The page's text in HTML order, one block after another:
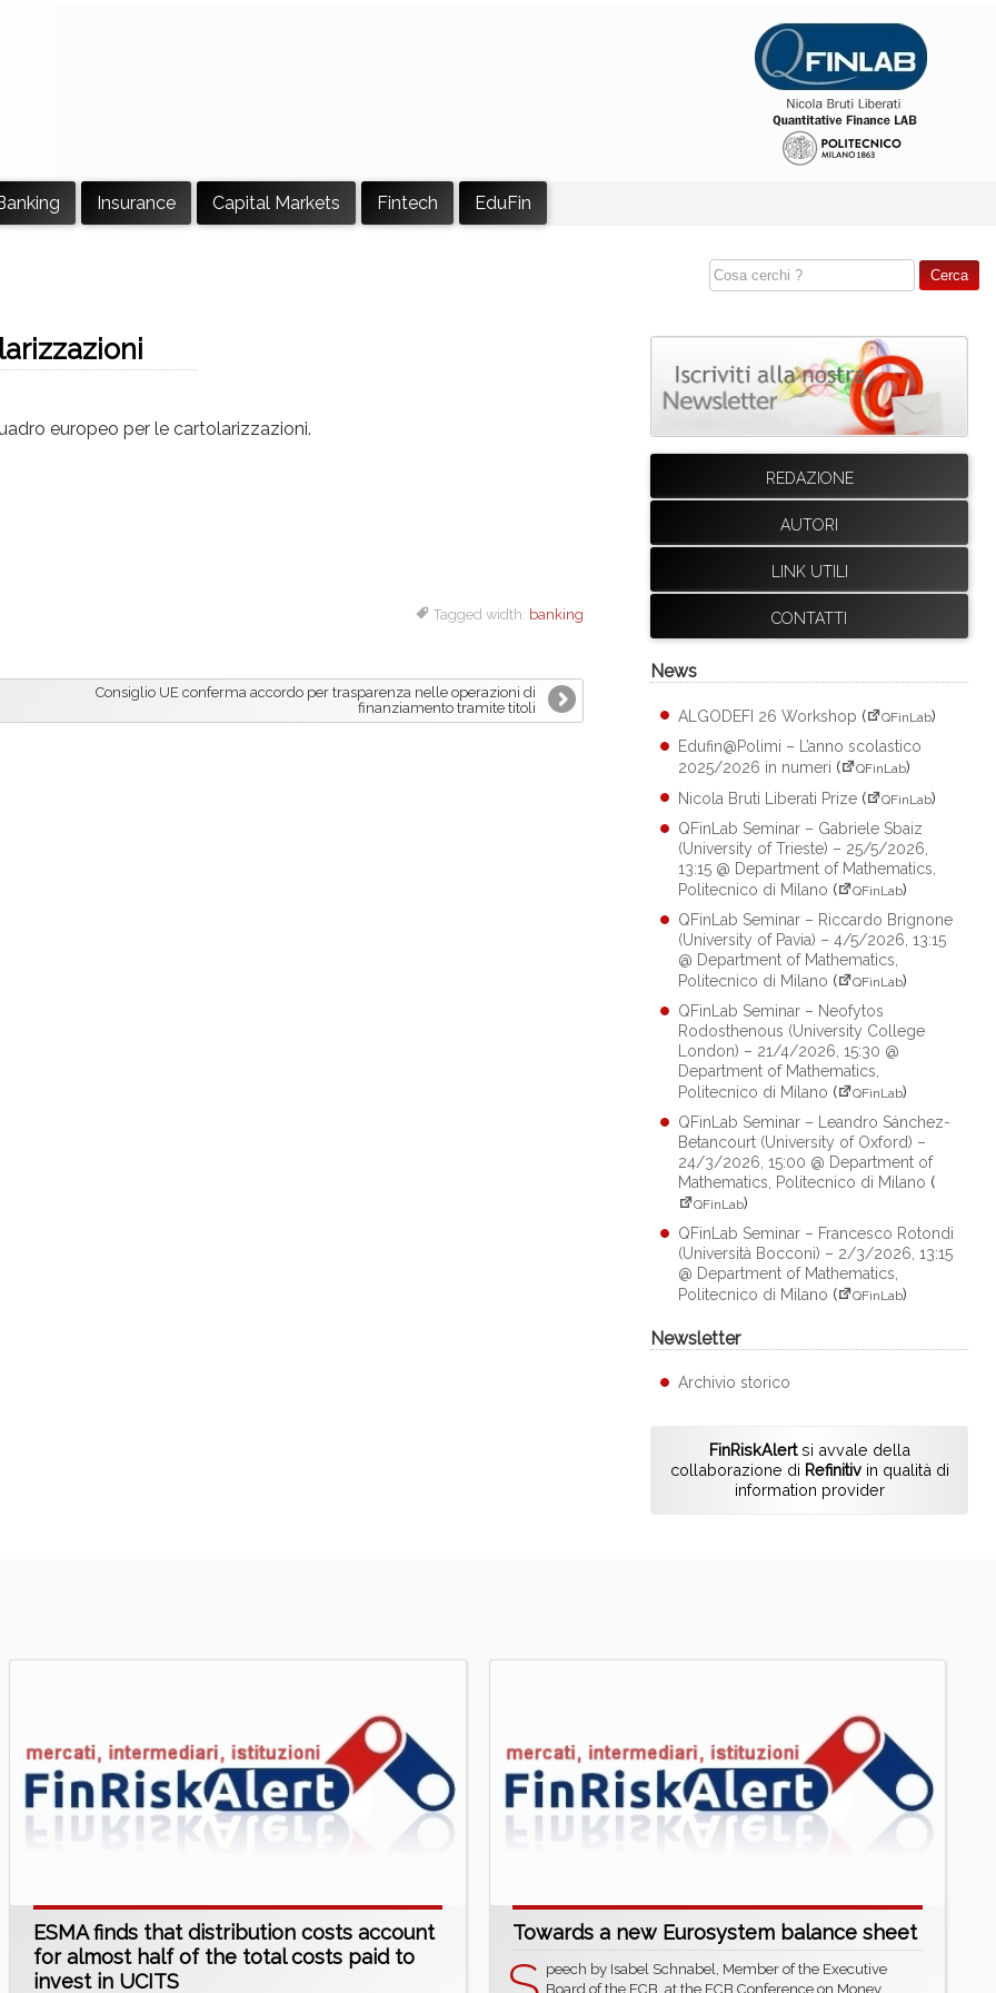
Insurance Capital Markets Fintech EduFin
europeo per le cartolarizzazioni.
Tagged width: banking
Consiglio UE conferma accordo per trasparenza nelle operazioni di
finanziamento tramite titoli
REDAZIONE
AUTORI
LINK UTILI
CONTATTI
News
ALGODEFI 26 Workshop ( QFinLab)
Edufin@Polimi – L’anno scolastico
2025/2026 in numeri ( QFinLab)
Nicola Bruti Liberati Prize ( QFinLab)
QFinLab Seminar – Gabriele Sbaiz
(University of Trieste) – 25/5/2026,
13:15 @ Department of Mathematics,
Politecnico di Milano ( QFinLab)
QFinLab Seminar – Riccardo Brignone
(University of Pavia) – 4/5/2026, 13:15
@ Department of Mathematics,
Politecnico di Milano ( QFinLab)
QFinLab Seminar – Neofytos
Rodosthenous (University College
London) – 21/4/2026, 15:30 @
Department of Mathematics,
Politecnico di Milano ( QFinLab)
QFinLab Seminar – Leandro Sánchez-
Betancourt (University of Oxford) –
24/3/2026, 15:00 @ Department of
Mathematics, Politecnico di Milano (
QFinLab)
QFinLab Seminar – Francesco Rotondi
(Università Bocconi) – 2/3/2026, 13:15
@ Department of Mathematics,
Politecnico di Milano ( QFinLab)
Newsletter
Archivio storico
FinRiskAlertsi avvale della
collaborazione di Refinitivin qualità di
information provider
ESMA finds that distribution costs account
for almost half of the total costs paid to
invest in UCITS
Towards a new Eurosystem balance sheet
peech by Isabel Schnabel, Member of the Executive
Board of the ECB, at the ECB Conference on Money